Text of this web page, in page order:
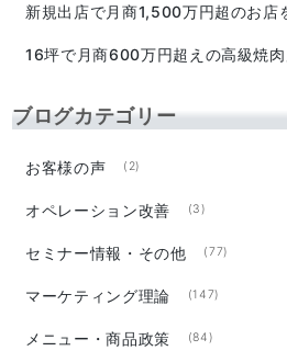
新規出店で月商1,500万円超のお店
16坪で月商600万円超えの高級焼
ブログカテゴリー
お客様の声 (2)
オペレーション改善 (3)
セミナー情報・その他 (77)
マーケティング理論 (147)
メニュー・商品政策 (84)